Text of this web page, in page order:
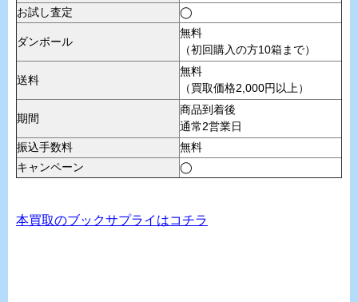
お試し査定
◯
ダンボール
無料
（初回購入の方10箱まで）
送料
無料
（買取価格2,000円以上）
期間
商品到着後
通常2営業日
振込手数料
無料
キャンペーン
◯
本買取のブックサプライはコチラ